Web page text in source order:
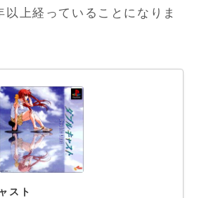
上経っていることになりま
スト